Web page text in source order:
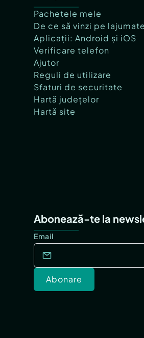
Pachetele mele
De ce să vinzi pe
Aplicații: Android și iOS
Verificare telefon
Ajutor
Reguli de utilizare
Sfaturi de securitate
Hartă județelor
Hartă site
Abonează-te la
Email
Abonare